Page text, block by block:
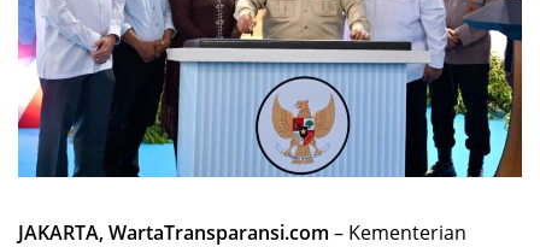
JAKARTA, WartaTransparansi.com – Kementerian